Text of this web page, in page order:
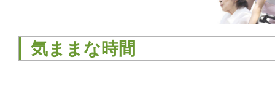
気ままな時間